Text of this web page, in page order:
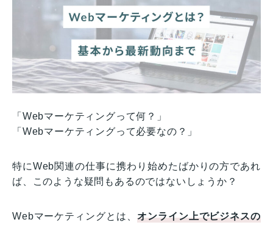
「Webマーケティングって何？」
「Webマーケティングって必要なの？」
特にWeb関連の仕事に携わり始めたばかりの方であれ
ば、このような疑問もあるのではないしょうか？
Webマーケティングとは、 オンライン上でビジネスの